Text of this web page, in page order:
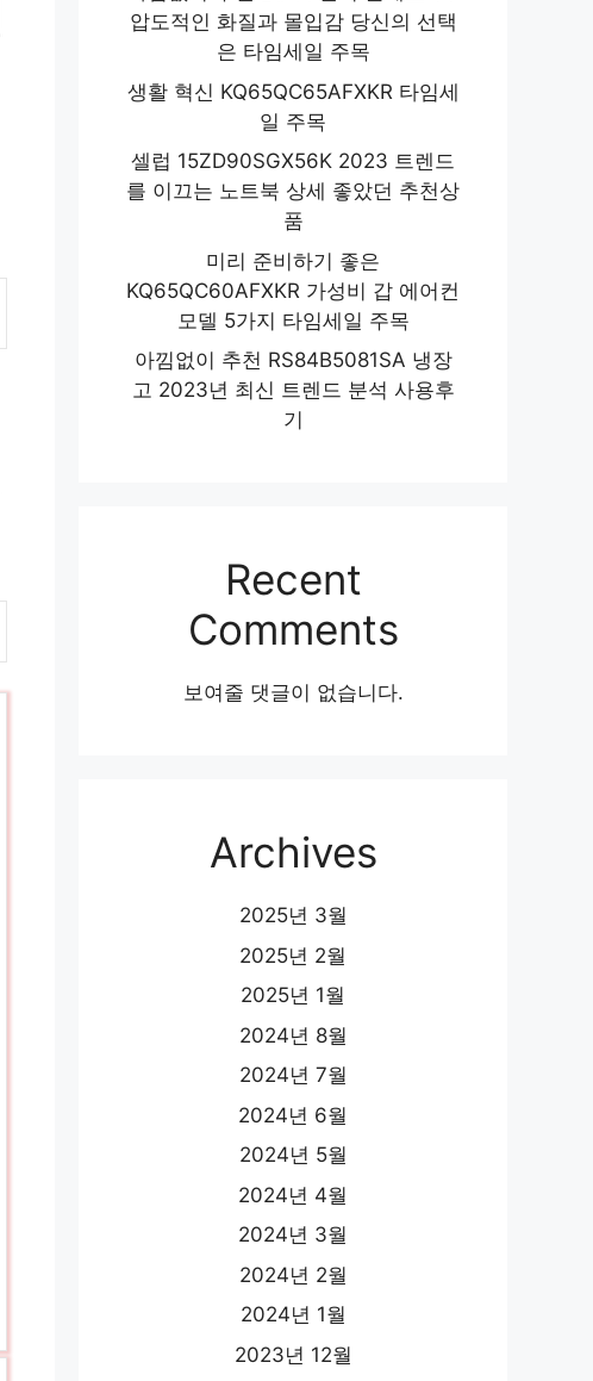
압도적인 화질과 몰입감 당신의 선택
은 타임세일 주목
생활 혁신 KQ65QC65AFXKR 타임세
일 주목
셀럽 15ZD90SGX56K 2023 트렌드
를 이끄는 노트북 상세 좋았던 추천상
품
미리 준비하기 좋은
KQ65QC60AFXKR 가성비 갑 에어컨
모델 5가지 타임세일 주목
아낌없이 추천 RS84B5081SA 냉장
고 2023년 최신 트렌드 분석 사용후
기
Recent
Comments
보여줄 댓글이 없습니다.
Archives
2025년 3월
2025년 2월
2025년 1월
2024년 8월
2024년 7월
2024년 6월
2024년 5월
2024년 4월
2024년 3월
2024년 2월
2024년 1월
2023년 12월